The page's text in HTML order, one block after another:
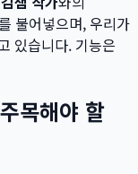
불어넣으며, 우리가
있습니다. 기능은
목해야 할